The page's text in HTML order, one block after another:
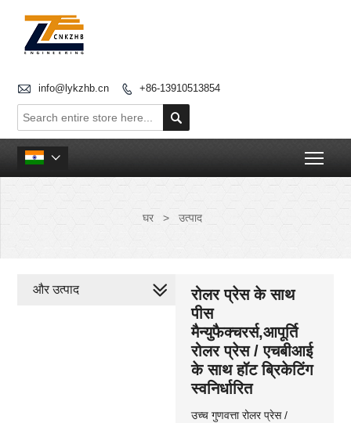
 info@lykzhb.cn  +86-13910513854


घर > उत्पाद
रोलर प्रेस के साथ
पीस
मैन्युफैक्चरर्स,आपूर्ति
रोलर प्रेस / एचबीआई
के साथ हॉट ब्रिकेटिंग
स्वनिर्धारित
उच्च गुणवत्ता रोलर प्रेस /
और उत्पाद